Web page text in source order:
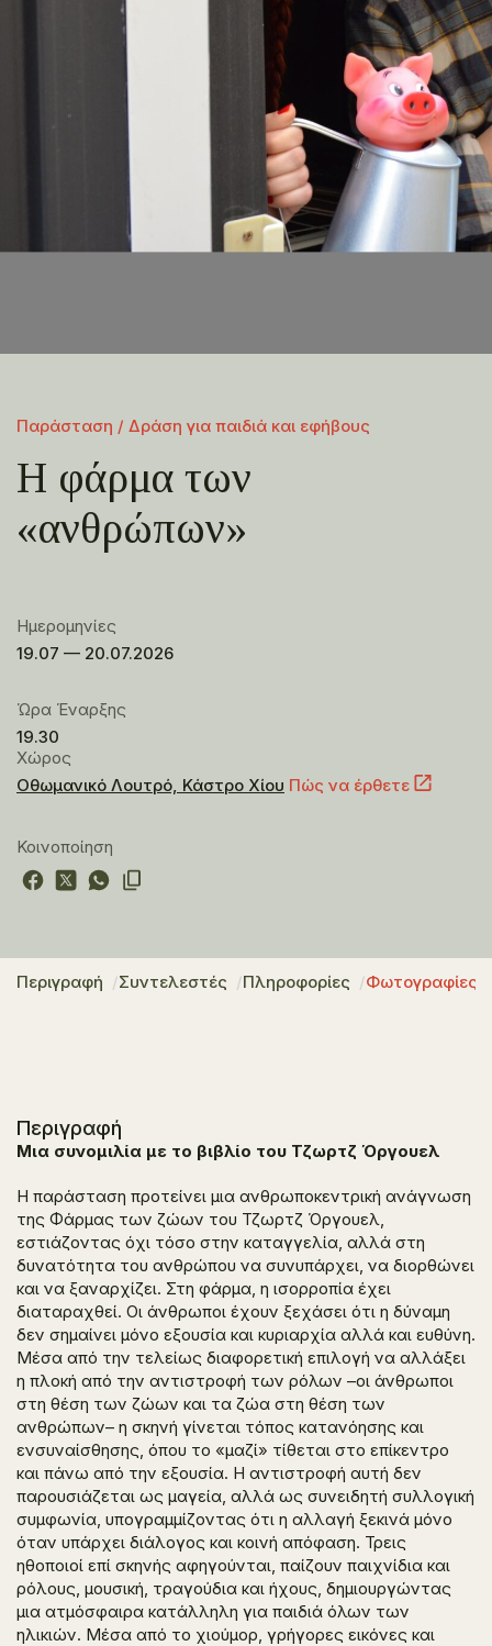
Παράσταση / Δράση για παιδιά και εφήβους
Η φάρμα των
«ανθρώπων»
Ημερομηνίες
19.07 — 20.07.2026
Ώρα Έναρξης
19.30
Χώρος
Οθωμανικό Λουτρό, Κάστρο Χίου Πώς να έρθετε
Κοινοποίηση
Περιγραφή Συντελεστές Πληροφορίες Φωτογραφίες
Περιγραφή
Μια συνομιλία με το βιβλίο του Τζωρτζ Όργουελ
Η παράσταση προτείνει μια ανθρωποκεντρική ανάγνωση
της Φάρμας των ζώων του Τζωρτζ Όργουελ,
εστιάζοντας όχι τόσο στην καταγγελία, αλλά στη
δυνατότητα του ανθρώπου να συνυπάρχει, να διορθώνει
και να ξαναρχίζει. Στη φάρμα, η ισορροπία έχει
διαταραχθεί. Οι άνθρωποι έχουν ξεχάσει ότι η δύναμη
δεν σημαίνει μόνο εξουσία και κυριαρχία αλλά και ευθύνη.
Μέσα από την τελείως διαφορετική επιλογή να αλλάξει
η πλοκή από την αντιστροφή των ρόλων –οι άνθρωποι
στη θέση των ζώων και τα ζώα στη θέση των
ανθρώπων– η σκηνή γίνεται τόπος κατανόησης και
ενσυναίσθησης, όπου το «μαζί» τίθεται στο επίκεντρο
και πάνω από την εξουσία. Η αντιστροφή αυτή δεν
παρουσιάζεται ως μαγεία, αλλά ως συνειδητή συλλογική
συμφωνία, υπογραμμίζοντας ότι η αλλαγή ξεκινά μόνο
όταν υπάρχει διάλογος και κοινή απόφαση. Τρεις
ηθοποιοί επί σκηνής αφηγούνται, παίζουν παιχνίδια και
ρόλους, μουσική, τραγούδια και ήχους, δημιουργώντας
μια ατμόσφαιρα κατάλληλη για παιδιά όλων των
ηλικιών. Μέσα από το χιούμορ, γρήγορες εικόνες και